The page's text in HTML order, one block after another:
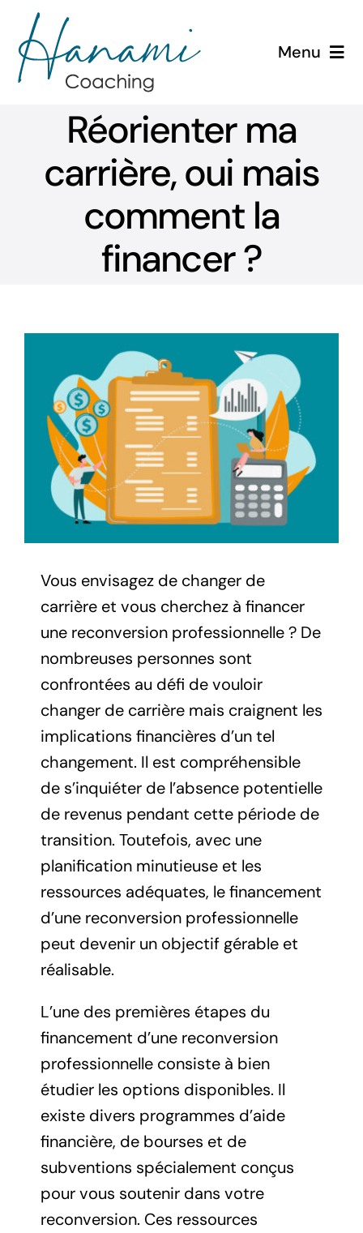
Passer
contenu
Menu
Accueil
Évolution de carrière
Etudes de cas
Réorienter ma
carrière, oui mais
comment la
financer ?
l'image
agrandie
Vous envisagez de changer de
carrière et vous cherchez à financer
une reconversion professionnelle ? De
nombreuses personnes sont
confrontées au défi de vouloir
changer de carrière mais craignent les
implications financières d’un tel
changement. Il est compréhensible
de s’inquiéter de l’absence potentielle
de revenus pendant cette période de
transition. Toutefois, avec une
planification minutieuse et les
ressources adéquates, le financement
d’une reconversion professionnelle
peut devenir un objectif gérable et
réalisable.
L’une des premières étapes du
financement d’une reconversion
professionnelle consiste à bien
étudier les options disponibles. Il
existe divers programmes d’aide
financière, de bourses et de
subventions spécialement conçus
pour vous soutenir dans votre
reconversion. Ces ressources